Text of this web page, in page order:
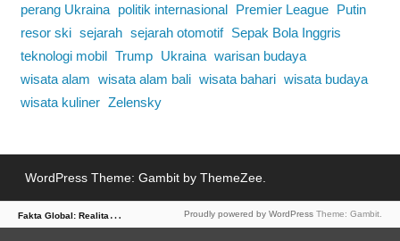
perang Ukraina
politik internasional Premier League
Putin
resor ski sejarah sejarah otomotif
Sepak Bola Inggris
teknologi mobil Trump Ukraina warisan budaya
wisata alam wisata alam bali wisata bahari wisata budaya
wisata kuliner Zelensky
WordPress Theme: Gambit by ThemeZee.
F
akta Global: Realitas Dunia dalam Berita Proudly powered by WordPress Theme: Gambit.